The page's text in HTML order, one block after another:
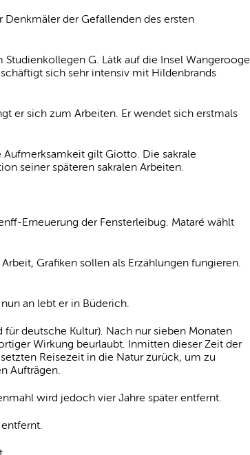
der Gefallenden des ersten
G. Làtk auf die Insel Wangerooge
sich sehr intensiv mit Hildenbrands
er sich zum Arbeiten. Er wendet sich erstmals
Aufmerksamkeit gilt Giotto. Die sakrale
seiner späteren sakralen Arbeiten.
Erneuerung der Fensterleibug. Mataré wählt
Grafiken sollen als Erzählungen fungieren.
an lebt er in Büderich.
deutsche Kultur). Nach nur sieben Monaten
Wirkung beurlaubt. Inmitten dieser Zeit der
Reisezeit in die Natur zurück, um zu
Aufträgen.
wird jedoch vier Jahre später entfernt.